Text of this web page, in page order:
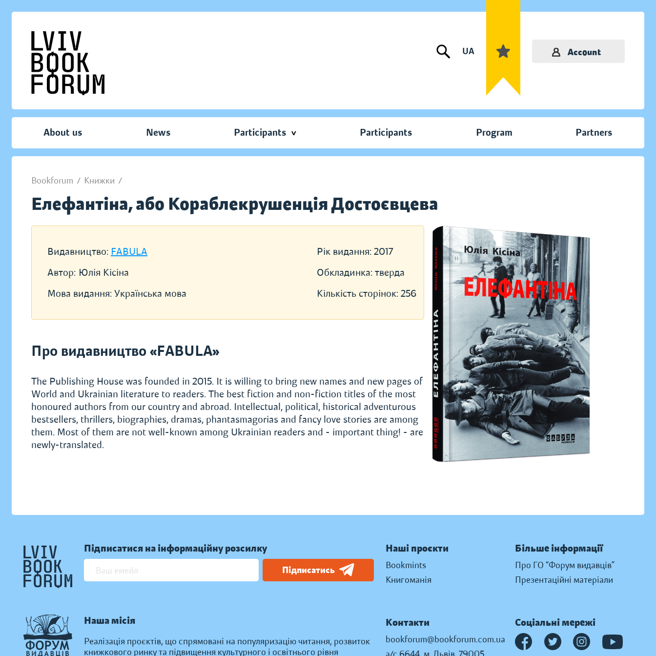
UA Account
About us News Participants Participants Program Partners
Bookforum / Книжки /
Елефантіна, або Кораблекрушенція Достоєвцева
Видавництво: FABULA
Автор: Юлія Кісіна
Мова видання: Українська мова
Рік видання: 2017
Обкладинка: тверда
Кількість сторінок: 256
Про видавництво «FABULA»
The Publishing House was founded in 2015. It is willing to bring new names and new pages of
World and Ukrainian literature to readers. The best fiction and non-fiction titles of the most
honoured authors from our country and abroad. Intellectual, political, historical adventurous
bestsellers, thrillers, biographies, dramas, phantasmagorias and fancy love stories are among
them. Most of them are not well-known among Ukrainian readers and - important thing! - are
newly-translated.
Підписатися на інформаційну розсилку
Підписатись
Наша місія
Реалізація проєктів, що спрямовані на популяризацію читання, розвиток
книжкового ринку та підвищення культурного і освітнього рівня
Наші проєкти
Bookmints
Книгоманія
Більше інформації
Про ГО “Форум видавців”
Презентаційні матеріали
Контакти
bookforum@bookforum.com.ua
Соціальні мережі